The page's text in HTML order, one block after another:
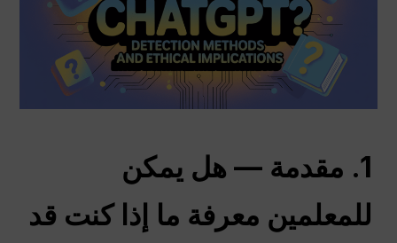
1. مقدمة — هل يمكن
للمعلمين معرفة ما إذا كنت قد